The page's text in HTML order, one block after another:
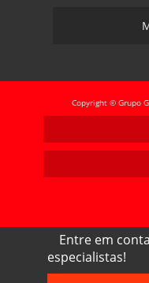
Entre em
especialistas!
Copyright © Grupo